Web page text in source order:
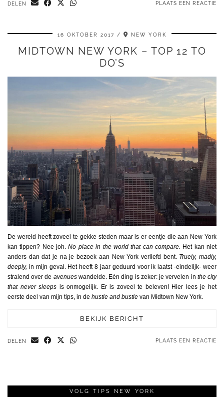
DELEN PLAATS EEN REACTIE
16 OKTOBER 2017 NEW YORK
MIDTOWN NEW YORK – TOP 12 TO
DO’S
De wereld heeft zoveel te gekke steden maar is er eentje die aan New York
kan tippen? Nee joh.No place in the world that can compare. Het kan niet
anders dan dat je na je bezoek aan New York verliefd bent. Truely, madly,
deeply, in mijn geval. Het heeft 8 jaar geduurd voor ik laatst -eindelijk- weer
stralend over de avenues wandelde. Eén ding is zeker: je vervelen in the city
that never sleeps is onmogelijk. Er is zoveel te beleven! Hier lees je het
eerste deel van mijn tips, in de hustle and bustle van Midtown New York.
BEKIJK BERICHT
DELEN PLAATS EEN REACTIE
VOLG TIPS NEW YORK